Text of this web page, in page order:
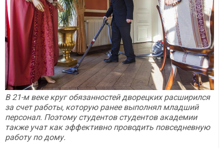
В 21-м веке круг обязанностей дворецких расширился
за счет работы, которую ранее выполнял младший
персонал. Поэтому студентов студентов академии
также учат как эффективно проводить повседневную
работу по дому.